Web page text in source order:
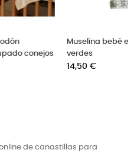
Muselina bebé algodón - set
de 2
de canastillas para